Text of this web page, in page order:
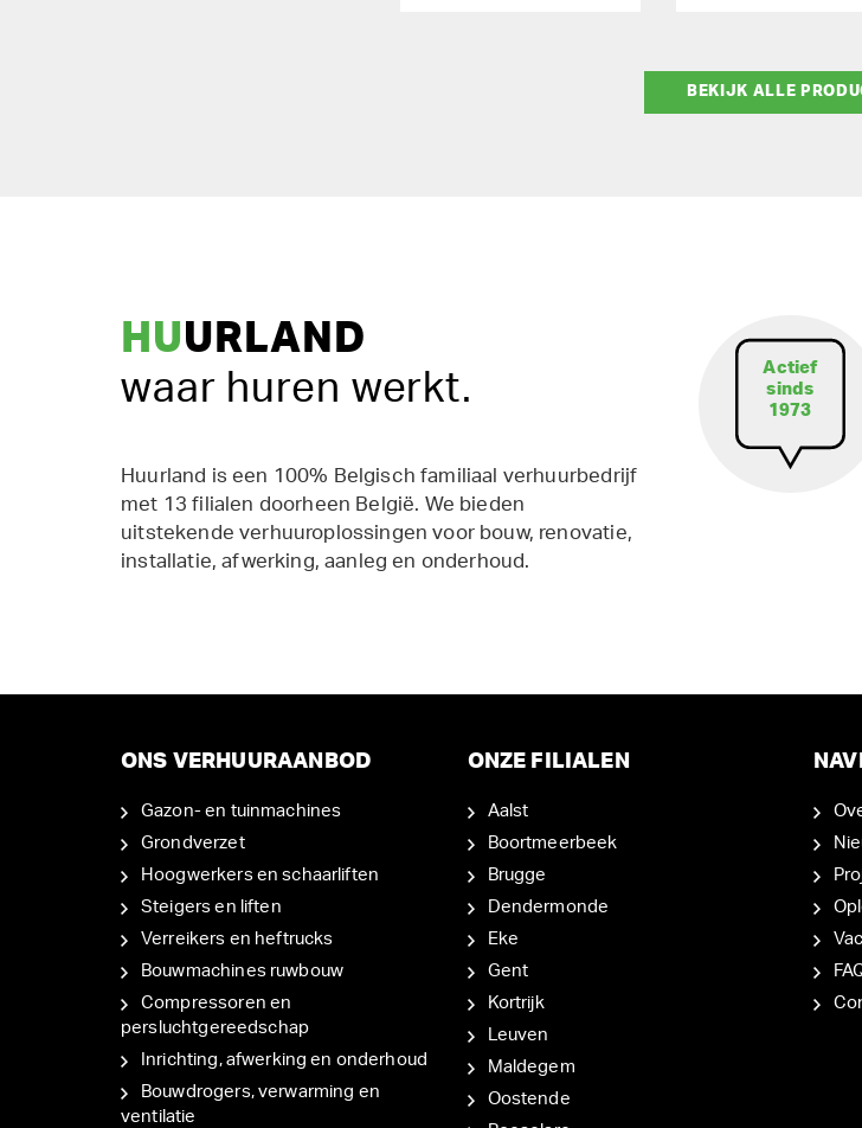
BEKIJK ALLE
HUURLAND
waar huren werkt.
Huurland is een 100% Belgisch familiaal verhuurbedrijf
met 13 filialen doorheen België. We bieden
uitstekende verhuuroplossingen voor bouw, renovatie,
installatie, afwerking, aanleg en onderhoud.
Actief
sinds
1973
ONS VERHUURAANBOD
Gazon- en tuinmachines
Grondverzet
Hoogwerkers en schaarliften
Steigers en liften
Verreikers en heftrucks
Bouwmachines ruwbouw
Compressoren en
persluchtgereedschap
Inrichting, afwerking en onderhoud
Bouwdrogers, verwarming en
ventilatie
ONZE FILIALEN
Aalst
Boortmeerbeek
Brugge
Dendermonde
Eke
Gent
Kortrijk
Leuven
Maldegem
Oostende